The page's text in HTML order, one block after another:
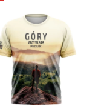
DO KOSZYKA